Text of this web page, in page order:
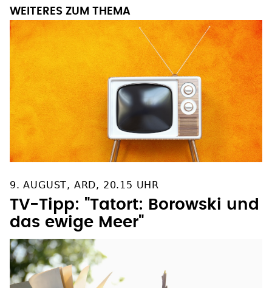
WEITERES ZUM THEMA
9. AUGUST, ARD, 20.15 UHR
TV-Tipp: "Tatort: Borowski und
das ewige Meer"